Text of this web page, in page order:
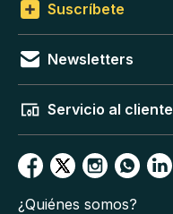
Suscríbete
Newsletters
Servicio al cliente
¿Quiénes somos?